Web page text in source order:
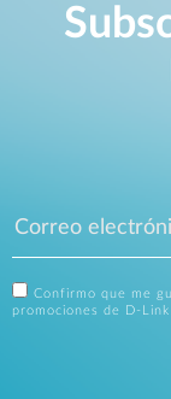
Confirmo que me
promociones de D-